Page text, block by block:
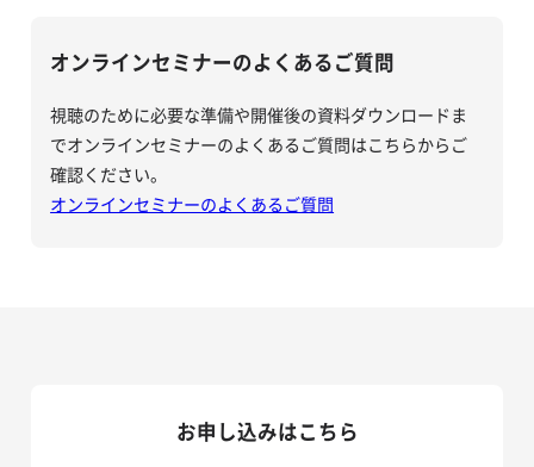
オンラインセミナーのよくあるご質問
視聴のために必要な準備や開催後の資料ダウンロードま
でオンラインセミナーのよくあるご質問はこちらからご
確認ください。
オンラインセミナーのよくあるご質問
お申し込みはこちら